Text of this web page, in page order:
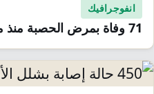
انفوجرافيك
71 وفاة بمرض الحصبة منذ مطلع العام